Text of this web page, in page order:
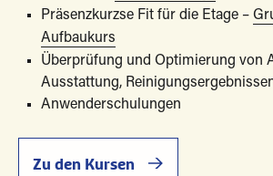
Präsenzkurzse Fit für die Etage –
Aufbaukurs
Überprüfung und Optimierung von
Ausstattung,
Anwenderschulungen
Zu den Kursen